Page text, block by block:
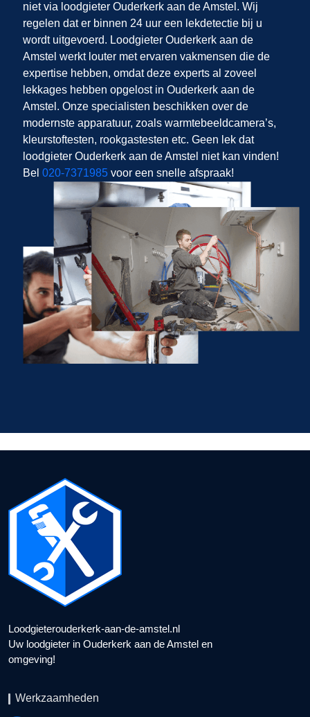
niet via loodgieter Ouderkerk aan de Amstel. Wij
regelen dat er binnen 24 uur een lekdetectie bij u
wordt uitgevoerd. Loodgieter Ouderkerk aan de
Amstel werkt louter met ervaren vakmensen die de
expertise hebben, omdat deze experts al zoveel
lekkages hebben opgelost in Ouderkerk aan de
Amstel. Onze specialisten beschikken over de
modernste apparatuur, zoals warmtebeeldcamera’s,
kleurstoftesten, rookgastesten etc. Geen lek dat
loodgieter Ouderkerk aan de Amstel niet kan vinden!
Bel 020-7371985voor een snelle afspraak!
Loodgieterouderkerk-aan-de-amstel.nl
Uw loodgieter in Ouderkerk aan de Amstel en
omgeving!
Werkzaamheden